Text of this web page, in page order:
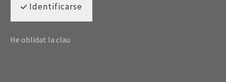
Identificarse
He oblidat la clau